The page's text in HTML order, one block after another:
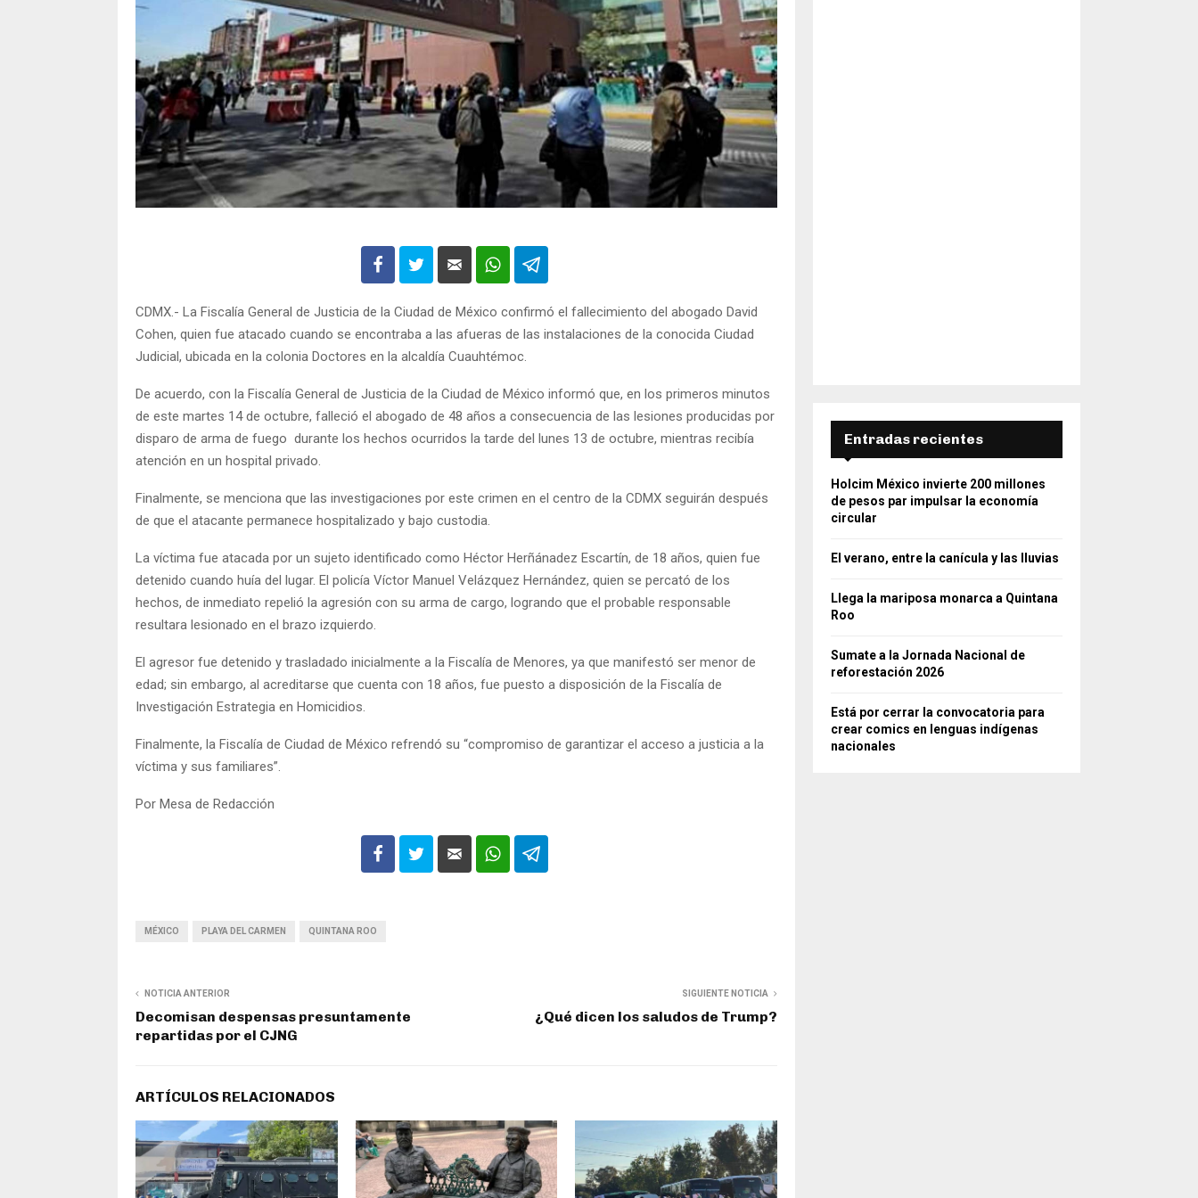
CDMX.- La Fiscalía General de Justicia de la Ciudad de México confirmó el fallecimiento del abogado David
Cohen, quien fue atacado cuando se encontraba a las afueras de las instalaciones de la conocida Ciudad
Judicial, ubicada en la colonia Doctores en la alcaldía Cuauhtémoc.
De acuerdo, con la Fiscalía General de Justicia de la Ciudad de México informó que, en los primeros minutos
de este martes 14 de octubre, falleció el abogado de 48 años a consecuencia de las lesiones producidas por
disparo de arma de fuego durante los hechos ocurridos la tarde del lunes 13 de octubre, mientras recibía
atención en un hospital privado.
Finalmente, se menciona que las investigaciones por este crimen en el centro de la CDMX seguirán después
de que el atacante permanece hospitalizado y bajo custodia.
La víctima fue atacada por un sujeto identificado como Héctor Herñánadez Escartín, de 18 años, quien fue
detenido cuando huía del lugar. El policía Víctor Manuel Velázquez Hernández, quien se percató de los
hechos, de inmediato repelió la agresión con su arma de cargo, logrando que el probable responsable
resultara lesionado en el brazo izquierdo.
El agresor fue detenido y trasladado inicialmente a la Fiscalía de Menores, ya que manifestó ser menor de
edad; sin embargo, al acreditarse que cuenta con 18 años, fue puesto a disposición de la Fiscalía de
Investigación Estrategia en Homicidios.
Finalmente, la Fiscalía de Ciudad de México refrendó su “compromiso de garantizar el acceso a justicia a la
víctima y sus familiares”.
Por Mesa de Redacción
MÉXICO PLAYA DEL CARMEN QUINTANA ROO
NOTICIA ANTERIOR
Decomisan despensas presuntamente
repartidas por el CJNG
SIGUIENTE NOTICIA
¿Qué dicen los saludos de Trump?
ARTÍCULOS RELACIONADOS
Entradas recientes
Holcim México invierte 200 millones
de pesos par impulsar la economía
circular
El verano, entre la canícula y las lluvias
Llega la mariposa monarca a Quintana
Roo
Sumate a la Jornada Nacional de
reforestación 2026
Está por cerrar la convocatoria para
crear comics en lenguas indígenas
nacionales